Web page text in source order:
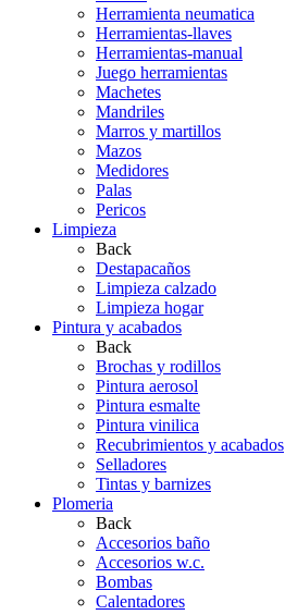
Herramienta neumatica
Herramientas-llaves
Herramientas-manual
Juego herramientas
Machetes
Mandriles
Marros y martillos
Mazos
Medidores
Palas
Pericos
Limpieza
Back
Destapacaños
Limpieza calzado
Limpieza hogar
Pintura y acabados
Back
Brochas y rodillos
Pintura aerosol
Pintura esmalte
Pintura vinilica
Recubrimientos y acabados
Selladores
Tintas y barnizes
Plomeria
Back
Accesorios baño
Accesorios w.c.
Bombas
Calentadores